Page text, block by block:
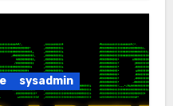
sysadmin